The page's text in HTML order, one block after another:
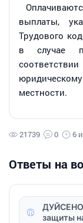
выплаты,
Трудового
в случае
местности.
21739 0 6
Ответы на
защиты